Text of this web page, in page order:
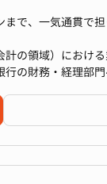
で、一気通貫で
体制の整備
一部（自己資本比
計の領域）におけ
の財務・経理部